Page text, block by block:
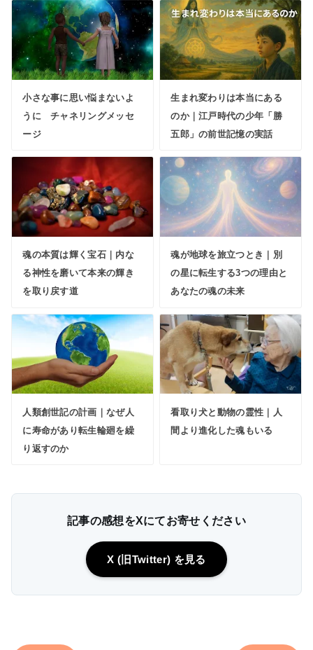
小さな事に思い悩まないよ
うに チャネリングメッセ
ージ
生まれ変わりは本当にある
のか｜江戸時代の少年「勝
五郎」の前世記憶の実話
魂の本質は輝く宝石｜内な
る神性を磨いて本来の輝き
を取り戻す道
魂が地球を旅立つとき｜別
の星に転生する3つの理由と
あなたの魂の未来
人類創世記の計画｜なぜ人
に寿命があり転生輪廻を繰
り返すのか
看取り犬と動物の霊性｜人
間より進化した魂もいる
記事の感想をXにてお寄せください
X (旧Twitter) を見る